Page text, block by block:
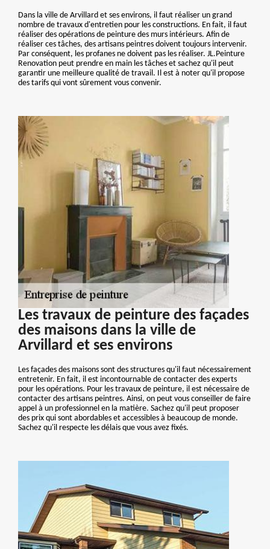
Dans la ville de Arvillard et ses environs, il faut réaliser un grand
nombre de travaux d'entretien pour les constructions. En fait, il faut
réaliser des opérations de peinture des murs intérieurs. Afin de
réaliser ces tâches, des artisans peintres doivent toujours intervenir.
Par conséquent, les profanes ne doivent pas les réaliser. JL.Peinture
Renovation peut prendre en main les tâches et sachez qu'il peut
garantir une meilleure qualité de travail. Il est à noter qu'il propose
des tarifs qui vont sûrement vous convenir.
Les travaux de peinture des façades
des maisons dans la ville de
Arvillard et ses environs
Les façades des maisons sont des structures qu'il faut nécessairement
entretenir. En fait, il est incontournable de contacter des experts
pour les opérations. Pour les travaux de peinture, il est nécessaire de
contacter des artisans peintres. Ainsi, on peut vous conseiller de faire
appel à un professionnel en la matière. Sachez qu'il peut proposer
des prix qui sont abordables et accessibles à beaucoup de monde.
Sachez qu'il respecte les délais que vous avez fixés.